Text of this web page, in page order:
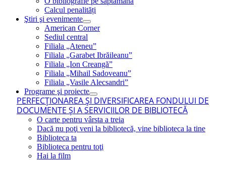
Calcul penalități
Ştiri şi evenimente
American Corner
Sediul central
Filiala „Ateneu”
Filiala „Garabet Ibrăileanu”
Filiala „Ion Creangă”
Filiala „Mihail Sadoveanu”
Filiala „Vasile Alecsandri”
Programe şi proiecte
PERFECŢIONAREA ŞI DIVERSIFICAREA FONDULUI DE
DOCUMENTE ŞI A SERVICIILOR DE BIBLIOTECĂ
O carte pentru vârsta a treia
Dacă nu poţi veni la bibliotecă, vine biblioteca la tine
Biblioteca ta
Biblioteca pentru toţi
Hai la film